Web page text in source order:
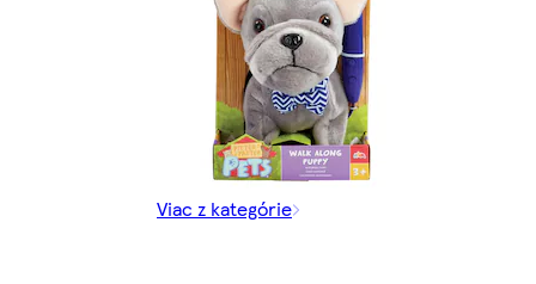
Viac z kategórie